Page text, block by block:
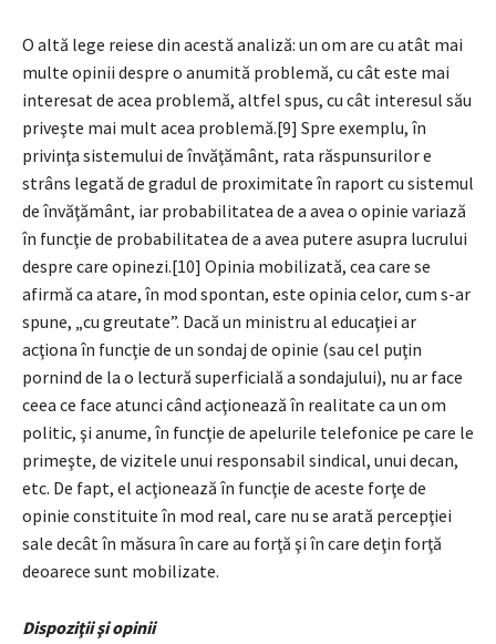
O altă lege reiese din acestă analiză: un om are cu atât mai
multe opinii despre o anumită problemă, cu cât este mai
interesat de acea problemă, altfel spus, cu cât interesul său
priveşte mai mult acea problemă.[9] Spre exemplu, în
privinţa sistemului de învăţământ, rata răspunsurilor e
strâns legată de gradul de proximitate în raport cu sistemul
de învăţământ, iar probabilitatea de a avea o opinie variază
în funcţie de probabilitatea de a avea putere asupra lucrului
despre care opinezi.[10] Opinia mobilizată, cea care se
afirmă ca atare, în mod spontan, este opinia celor, cum s-ar
spune, „cu greutate”. Dacă un ministru al educaţiei ar
acţiona în funcţie de un sondaj de opinie (sau cel puţin
pornind de la o lectură superficială a sondajului), nu ar face
ceea ce face atunci când acţionează în realitate ca un om
politic, şi anume, în funcţie de apelurile telefonice pe care le
primeşte, de vizitele unui responsabil sindical, unui decan,
etc. De fapt, el acţionează în funcţie de aceste forţe de
opinie constituite în mod real, care nu se arată percepţiei
sale decât în măsura în care au forţă şi în care deţin forţă
deoarece sunt mobilizate.
Dispoziţii şi opinii